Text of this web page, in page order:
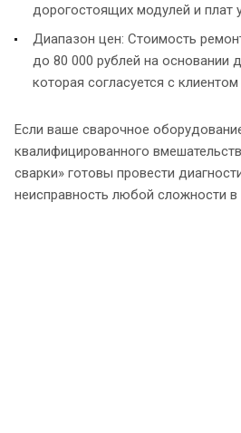
дорогостоящих модулей и плат
Диапазон цен: Стоимость
до 80 000 рублей на основании
которая согласуется с
Если ваше сварочное
квалифицированного
сварки» готовы провести
неисправность любой сложности в